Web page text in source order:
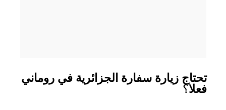
تحتاج زيارة سفارة الجزائرية في روماني
فعلا؟